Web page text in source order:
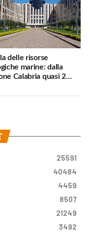
delle risorse
marine: dalla
Calabria quasi 2
25591
40484
4459
8507
21249
3492